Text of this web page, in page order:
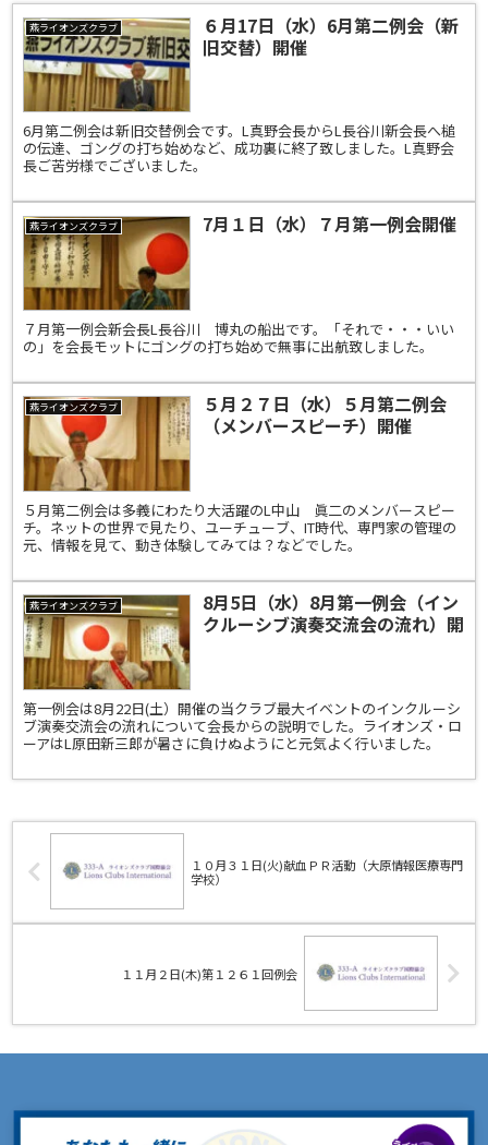
燕ライオンズクラブ
６月17日（水）6月第二例会（新
旧交替）開催
6月第二例会は新旧交替例会です。L真野会長からL長谷川新会長へ槌
の伝達、ゴングの打ち始めなど、成功裏に終了致しました。L真野会
長ご苦労様でございました。
燕ライオンズクラブ 7月１日（水）７月第一例会開催
７月第一例会新会長L長谷川 博丸の船出です。「それで・・・いい
の」を会長モットにゴングの打ち始めで無事に出航致しました。
燕ライオンズクラブ
５月２７日（水）５月第二例会
（メンバースピーチ）開催
５月第二例会は多義にわたり大活躍のL中山 眞二のメンバースピー
チ。ネットの世界で見たり、ユーチューブ、IT時代、専門家の管理の
元、情報を見て、動き体験してみては？などでした。
燕ライオンズクラブ
8月5日（水）8月第一例会（イン
クルーシブ演奏交流会の流れ）開
第一例会は8月22日(土）開催の当クラブ最大イベントのインクルーシ
ブ演奏交流会の流れについて会長からの説明でした。ライオンズ・ロ
ーアはL原田新三郎が暑さに負けぬようにと元気よく行いました。
１０月３１日(火)献血ＰＲ活動（大原情報医療専門
学校）
１１月２日(木)第１２６１回例会